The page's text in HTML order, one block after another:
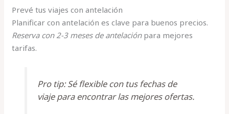
Prevé tus viajes con antelación
Planificar con antelación es clave para buenos precios.
Reserva con 2-3 meses de antelaciónpara mejores
tarifas.
Pro tip: Sé flexible con tus fechas de
viaje para encontrar las mejores ofertas.